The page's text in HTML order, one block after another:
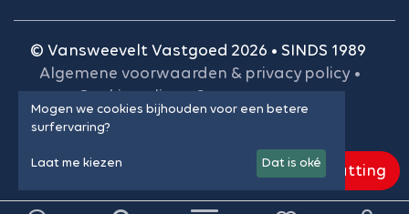
© Vansweevelt Vastgoed 2026 • SINDS 1989
Algemene voorwaarden & privacy policy •
Cookie policy • Onze gegevens •
BIV-plichtenleer • Cookie instellingen
Gratis schatting
Mogen we cookies bijhouden voor een betere
surfervaring?
Laat me kiezen Dat is oké